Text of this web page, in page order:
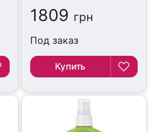
1809 грн
Под заказ
Купить